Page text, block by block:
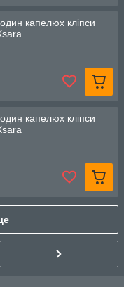
капелюх кліпси
капелюх кліпси